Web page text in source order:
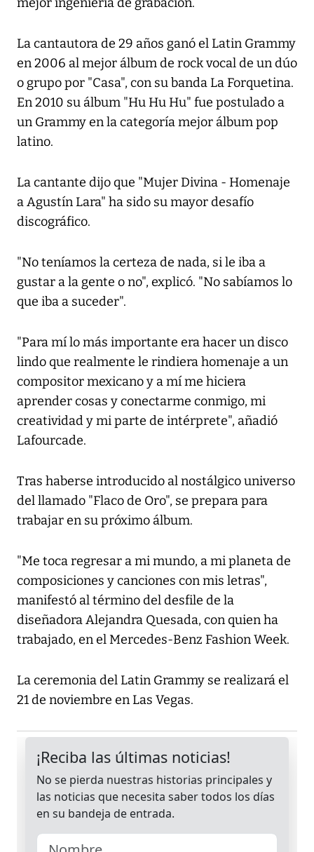
mejor ingeniería de grabación.
La cantautora de 29 años ganó el Latin Grammy
en 2006 al mejor álbum de rock vocal de un dúo
o grupo por "Casa", con su banda La Forquetina.
En 2010 su álbum "Hu Hu Hu" fue postulado a
un Grammy en la categoría mejor álbum pop
latino.
La cantante dijo que "Mujer Divina - Homenaje
a Agustín Lara" ha sido su mayor desafío
discográfico.
"No teníamos la certeza de nada, si le iba a
gustar a la gente o no", explicó. "No sabíamos lo
que iba a suceder".
"Para mí lo más importante era hacer un disco
lindo que realmente le rindiera homenaje a un
compositor mexicano y a mí me hiciera
aprender cosas y conectarme conmigo, mi
creatividad y mi parte de intérprete", añadió
Lafourcade.
Tras haberse introducido al nostálgico universo
del llamado "Flaco de Oro", se prepara para
trabajar en su próximo álbum.
"Me toca regresar a mi mundo, a mi planeta de
composiciones y canciones con mis letras",
manifestó al término del desfile de la
diseñadora Alejandra Quesada, con quien ha
trabajado, en el Mercedes-Benz Fashion Week.
La ceremonia del Latin Grammy se realizará el
21 de noviembre en Las Vegas.